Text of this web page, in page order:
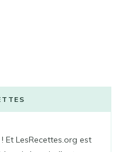
Et LesRecettes.org est